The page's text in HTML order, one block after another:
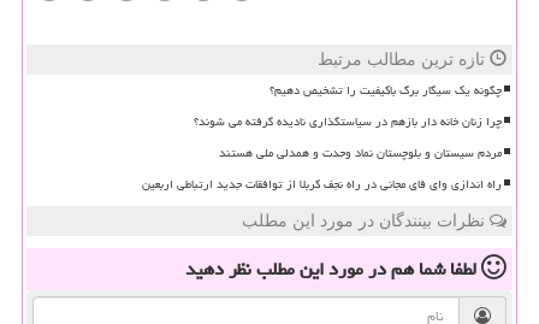
تازه ترین مطالب مرتبط
چگونه یک سیگار برگ باکیفیت را تشخیص دهیم؟
چرا زنان خانه دار بازهم در سیاستگذاری نادیده گرفته می شوند؟
مردم سیستان و بلوچستان نماد وحدت و همدلی ملی هستند
راه اندازی وای فای مجانی در راه نجف کربلا از توافقات جدید ارتباطی اربعین
نظرات بینندگان در مورد این مطلب
لطفا شما همدر مورد این مطلبنظر دهید